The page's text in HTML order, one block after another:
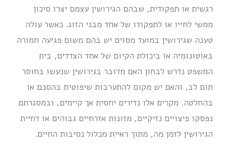
רגשית או תפקודית, שבהם הגירושין עצמם יצרו סיכון
ממשי לחייו או לתפקודו של אחד מבני הזוג. כאשר עולה
טענה שגירושין במועד מסוים יש בהם משום פגיעה חמורה
באוטונומיה או ביכולת הקיום של אחד הצדדים, בית
המשפט נדרש לבחון האם מדובר בגירושין שנעשו בחוסר
תום לב, והאם יש מקום להתערבות שיפוטית בהסכם או
בהחלטה. מקרים אלו נדירים יחסית אך קיימים, ובמסגרתם
נפסקו פיצויים נזיקיים, מזונות אזרחיים גבוהים או דחיית
הגירושין לזמן מה, מתוך ראיית מכלול נסיבות החיים.